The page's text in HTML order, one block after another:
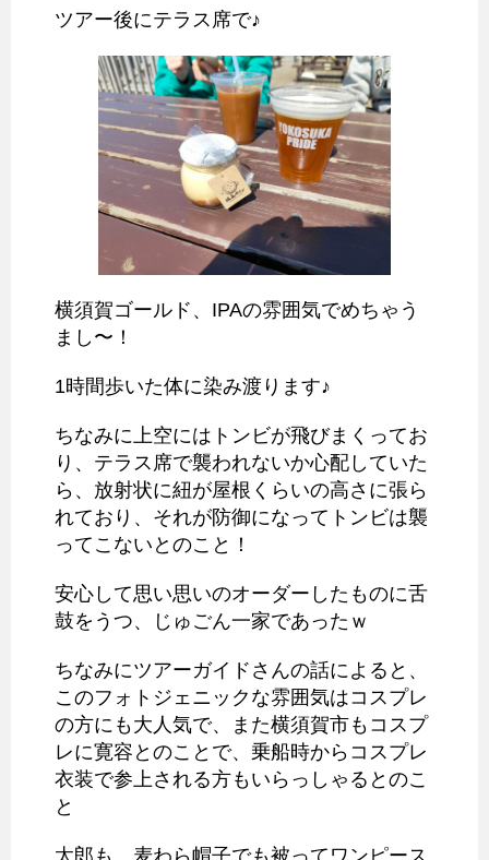
ツアー後にテラス席で♪
横須賀ゴールド、IPAの雰囲気でめちゃう
まし〜！
1時間歩いた体に染み渡ります♪
ちなみに上空にはトンビが飛びまくってお
り、テラス席で襲われないか心配していた
ら、放射状に紐が屋根くらいの高さに張ら
れており、それが防御になってトンビは襲
ってこないとのこと！
安心して思い思いのオーダーしたものに舌
鼓をうつ、じゅごん一家であったｗ
ちなみにツアーガイドさんの話によると、
このフォトジェニックな雰囲気はコスプレ
の方にも大人気で、また横須賀市もコスプ
レに寛容とのことで、乗船時からコスプレ
衣装で参上される方もいらっしゃるとのこ
と
太郎も、麦わら帽子でも被ってワンピース